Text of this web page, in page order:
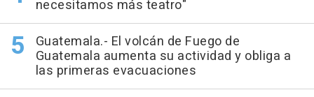
necesitamos más teatro"
Guatemala.- El volcán de Fuego de
Guatemala aumenta su actividad y obliga a
las primeras evacuaciones